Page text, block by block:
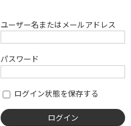
ユーザー名またはメールアドレス
パスワード
ログイン状態を保存する